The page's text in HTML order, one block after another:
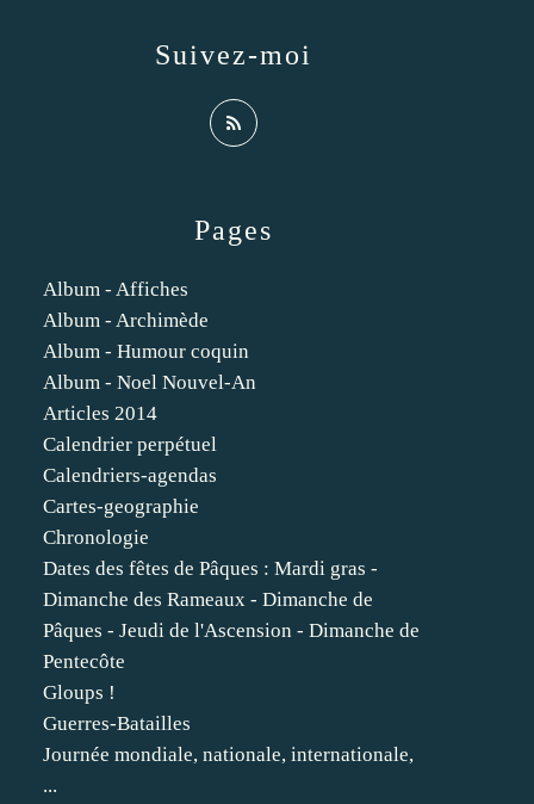
Pages
Album - Affiches
Album - Archimède
Album - Humour coquin
Album - Noel Nouvel-An
Articles 2014
Calendrier perpétuel
Calendriers-agendas
Cartes-geographie
Chronologie
Dates des fêtes de Pâques : Mardi gras -
Dimanche des Rameaux - Dimanche de
Pâques - Jeudi de l'Ascension - Dimanche de
Pentecôte
Gloups !
Guerres-Batailles
Journée mondiale, nationale, internationale,
...
Suivez-moi